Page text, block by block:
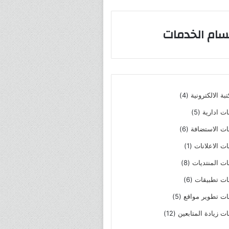
الخدمات
الالكترونية 4
4
ادارية
5
5
الاستضافة
6
6
الاعلانات 1
واحد
المنتديات 8
8
تطبيقات 6
6
تطوير مواقع
5
5
زيادة المتابعين
12
12